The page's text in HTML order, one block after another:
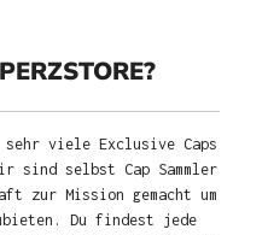
viele Exclusive Caps
selbst Cap Sammler
zur Mission gemacht um
Du findest jede